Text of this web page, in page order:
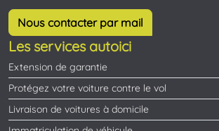
Nous contacter par mail
Les services autoici
Extension de garantie
Protégez votre voiture contre le vol
Livraison de voitures à domicile